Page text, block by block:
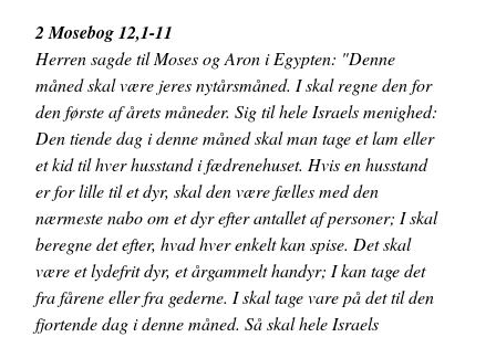
2 Mosebog 12,1-11
Herren sagde til Moses og Aron i Egypten: "Denne
måned skal være jeres nytårsmåned. I skal regne den for
den første af årets måneder. Sig til hele Israels menighed:
Den tiende dag i denne måned skal man tage et lam eller
et kid til hver husstand i fædrenehuset. Hvis en husstand
er for lille til et dyr, skal den være fælles med den
nærmeste nabo om et dyr efter antallet af personer; I skal
beregne det efter, hvad hver enkelt kan spise. Det skal
være et lydefrit dyr, et årgammelt handyr; I kan tage det
fra fårene eller fra gederne. I skal tage vare på det til den
fjortende dag i denne måned. Så skal hele Israels